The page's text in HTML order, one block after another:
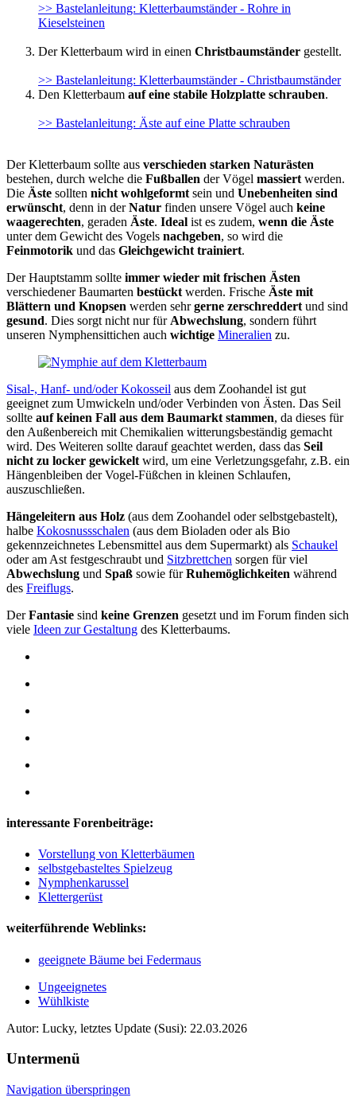
>> Bastelanleitung: Kletterbaumständer - Rohre in
Kieselsteinen
Der Kletterbaum wird in einen Christbaumständer gestellt.
>> Bastelanleitung: Kletterbaumständer - Christbaumständer
Den Kletterbaum auf eine stabile Holzplatte schrauben.
>> Bastelanleitung: Äste auf eine Platte schrauben
Der Kletterbaum sollte aus verschieden starken Naturästen
bestehen, durch welche die Fußballen der Vögel massiert werden.
Die Äste sollten nicht wohlgeformt sein und Unebenheiten sind
erwünscht, denn in derNatur finden unsere Vögel auch keine
waagerechten, geraden Äste. Ideal ist es zudem, wenn die Äste
unter dem Gewicht des Vogels nachgeben, so wird die
Feinmotorik und das Gleichgewicht trainiert.
Der Hauptstamm sollte immer wieder mit frischen Ästen
verschiedener Baumarten bestückt werden. Frische Äste mit
Blättern und Knopsen werden sehrgerne zerschreddert und sind
gesund. Dies sorgt nicht nur für Abwechslung, sondern führt
unseren Nymphensittichen auch wichtige Mineralien zu.
Sisal-, Hanf- und/oder Kokosseil aus dem Zoohandel ist gut
geeignet zum Umwickeln und/oder Verbinden von Ästen. Das Seil
sollte auf keinen Fall aus dem Baumarkt stammen, da dieses für
den Außenbereich mit Chemikalien witterungsbeständig gemacht
wird. Des Weiteren sollte darauf geachtet werden, dass das Seil
nicht zu locker gewickelt wird, um eine Verletzungsgefahr, z.B. ein
Hängenbleiben der Vogel-Füßchen in kleinen Schlaufen,
auszuschließen.
Hängeleitern aus Holz (aus dem Zoohandel oder selbstgebastelt),
halbe Kokosnussschalen (aus dem Bioladen oder als Bio
gekennzeichnetes Lebensmittel aus dem Supermarkt) als Schaukel
oder am Ast festgeschraubt und Sitzbrettchen sorgen für viel
Abwechslung und Spaß sowie fürRuhemöglichkeiten während
des Freiflugs.
DerFantasie sind keine Grenzen gesetzt und im Forum finden sich
viele Ideen zur Gestaltung des Kletterbaums.
interessante Forenbeiträge:
Vorstellung von Kletterbäumen
selbstgebasteltes Spielzeug
Nymphenkarussel
Klettergerüst
weiterführende Weblinks:
geeignete Bäume bei Federmaus
Ungeeignetes
Wühlkiste
Autor: Lucky, letztes Update (Susi): 22.03.2026
Untermenü
Navigation überspringen